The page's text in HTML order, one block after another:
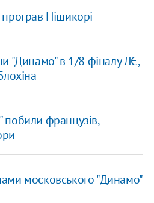
Нішикорі
"Динамо" в 1/8 фіналу ЛЄ,
французів,
московського "Динамо"